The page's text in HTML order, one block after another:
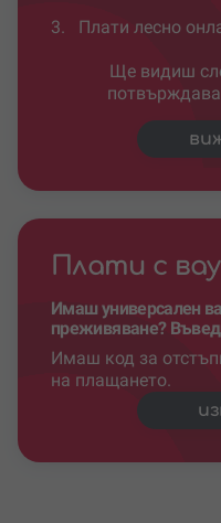
3. Плати лесно
Ще видиш
Плати с
Имаш универсален
преживяване?
Имаш код за
на плащането.